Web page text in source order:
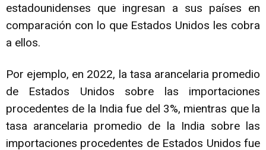
estadounidenses que ingresan a sus países en
comparación con lo que Estados Unidos les cobra
a ellos.
Por ejemplo, en 2022, la tasa arancelaria promedio
de Estados Unidos sobre las importaciones
procedentes de la India fue del 3%, mientras que la
tasa arancelaria promedio de la India sobre las
importaciones procedentes de Estados Unidos fue